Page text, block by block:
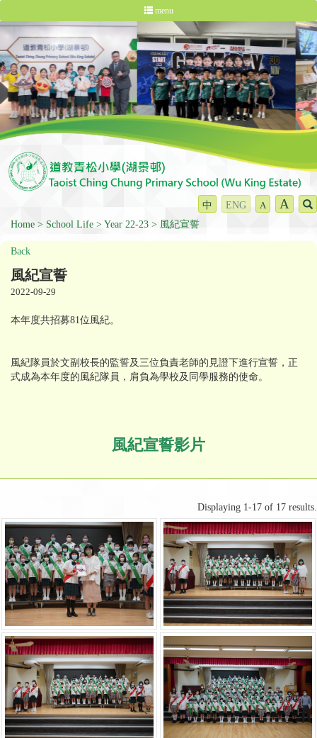
menu
中 ENG A A
Home School Life Year 22-23 風紀宣誓
Back
風紀宣誓
2022-09-29
本年度共招募81位風紀。
風紀隊員於文副校長的監誓及三位負責老師的見證下進行宣誓，正
式成為本年度的風紀隊員，肩負為學校及同學服務的使命。
風紀宣誓影片
Displaying 1-17 of 17 results.